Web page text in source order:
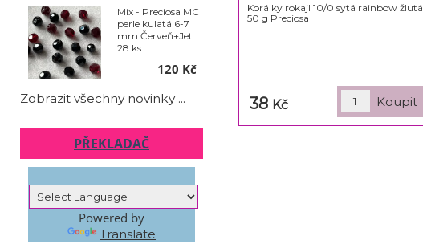
Korálky rokajl 10/0 sytá rainbow žlutá,
50 g Preciosa
38 Kč
Mix - Preciosa MC
perle kulatá 6-7
mm Červeň+Jet
28 ks
120 Kč
Zobrazit všechny novinky ...
PŘEKLADAČ
Powered by
Translate